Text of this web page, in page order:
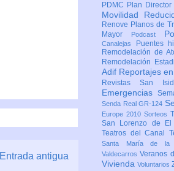
Entrada antigua
PDMC Plan
Movilidad
Renove Planos de
Mayor
Podcast
Canalejas
Puentes
Remodelación de
Remodelación
Adif Reportajes
Revistas San
Emergencias
Senda Real GR-124
Europe 2010 Sorteos
San Lorenzo de
Teatros del Canal
Santa María de la
ValdecarrosVeranos
Vivienda Voluntarios